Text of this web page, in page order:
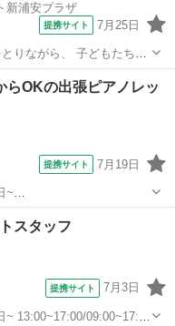
新浦安プラザ
提携サイト 7月25日
りながら、 子どもたちが
たり、 ゲームなどを使っ
らOKの出張ピアノレッ
提携サイト 7月19日
15:00~19:00 月/
スタッフ
提携サイト 7月3日